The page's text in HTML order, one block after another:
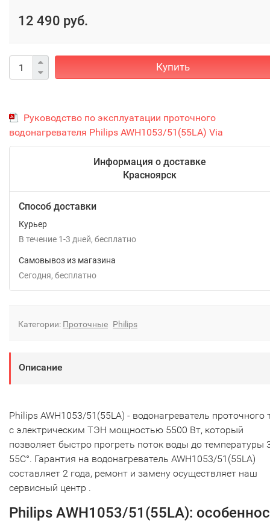
12 490 руб.
Купить
Руководство по эксплуатации проточного
водонагревателя Philips AWH1053/51(55LA) Via
Информация о доставке
Красноярск
Способ доставки
Курьер
В течение 1-3 дней Бесплатно
Самовывоз из магазина
Сегодня
Бесплатно
Категории: Проточные Philips
Описание
Philips AWH1053/51(55LA) - водонагреватель проточного
с электрическим ТЭН мощностью 5500 Вт, который
позволяет быстро прогреть поток воды до температуры
55С°. Гарантия на водонагреватель AWH1053/51(55LA)
составляет 2 года, ремонт и замену осуществляет наш
сервисный центр .
Philips AWH1053/51(55LA):